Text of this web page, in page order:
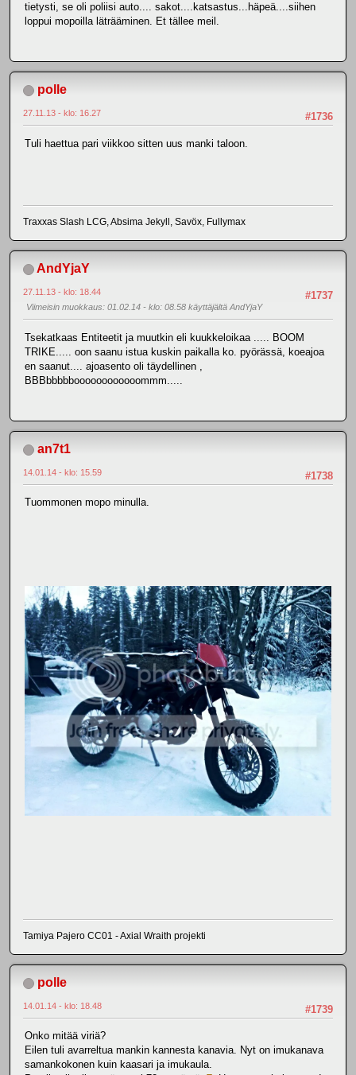
tietysti, se oli poliisi auto.... sakot....katsastus...häpeä....siihen
loppui mopoilla läträäminen. Et tällee meil.
polle
#1736
27.11.13 - klo: 16.27
Tuli haettua pari viikkoo sitten uus manki taloon.
Traxxas Slash LCG, Absima Jekyll, Savöx, Fullymax
AndYjaY
#1737
27.11.13 - klo: 18.44
Viimeisin muokkaus: 01.02.14 - klo: 08.58 käyttäjältä AndYjaY
Tsekatkaas Entiteetit ja muutkin eli kuukkeloikaa ..... BOOM
TRIKE..... oon saanu istua kuskin paikalla ko. pyörässä, koeajoa
en saanut.... ajoasento oli täydellinen ,
BBBbbbbboooooooooooommm.....
an7t1
#1738
14.01.14 - klo: 15.59
Tuommonen mopo minulla.
Tamiya Pajero CC01 - Axial Wraith projekti
polle
#1739
14.01.14 - klo: 18.48
Onko mitää viriä?
Eilen tuli avarreltua mankin kannesta kanavia. Nyt on imukanava
samankokonen kuin kaasari ja imukaula.